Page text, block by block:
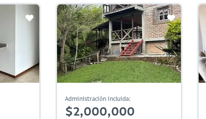
Administración incluida:
$2,000,000